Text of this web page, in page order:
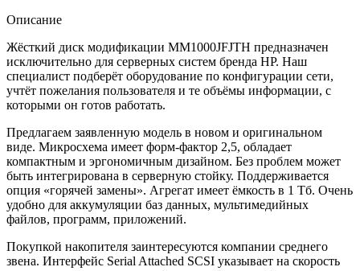
Описание
Жёсткий диск модификации MM1000JFJTH предназначен
исключительно для серверных систем бренда НР. Наш
специалист подберёт оборудование по конфигурации сети,
учтёт пожелания пользователя и те объёмы информации, с
которыми он готов работать.
Предлагаем заявленную модель в новом и оригинальном
виде. Микросхема имеет форм-фактор 2,5, обладает
компактным и эргономичным дизайном. Без проблем может
быть интегрирована в серверную стойку. Поддерживается
опция «горячей замены». Агрегат имеет ёмкость в 1 Тб. Очень
удобно для аккумуляции баз данных, мультимедийных
файлов, программ, приложений.
Покупкой накопителя заинтересуются компании среднего
звена. Интерфейс Serial Attached SCSI указывает на скорость